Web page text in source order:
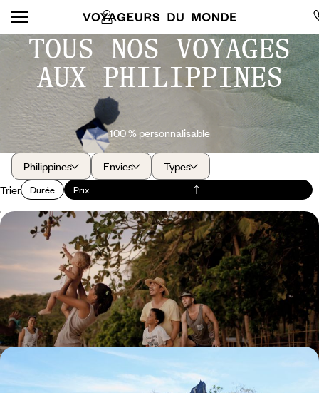
TOUS NOS VOYAGES
AUX PHILIPPINES
100 % personnalisable
Philippines Envies
Types
Trier
Durée Prix
Tortues et Chocolate Hills - Les Philippines en
famille
L’exubérance des paysages à Bohol, la beauté des fonds marins à
13 jours, de 3600 à 5000 €
Nord Luçon et Busuanga - Les Philippines, rizières
& îles vierges